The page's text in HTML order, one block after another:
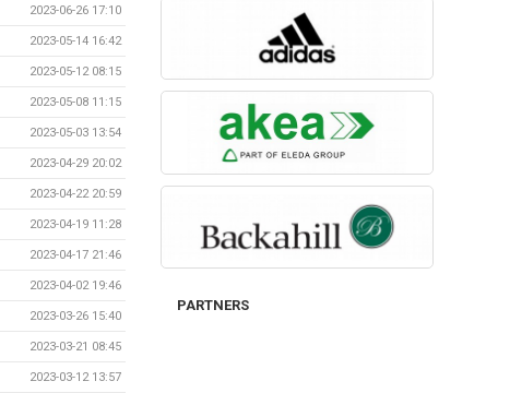
2023-06-26 17:10
2023-05-14 16:42
2023-05-12 08:15
2023-05-08 11:15
2023-05-03 13:54
2023-04-29 20:02
2023-04-22 20:59
2023-04-19 11:28
2023-04-17 21:46
2023-04-02 19:46
2023-03-26 15:40
2023-03-21 08:45
2023-03-12 13:57
PARTNERS